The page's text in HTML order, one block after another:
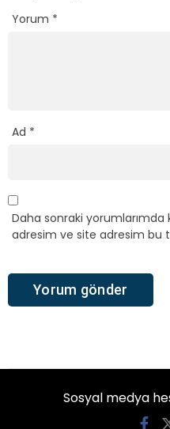
Yorum *
Ad *
Daha sonraki yorumlarımda
adresim ve site adresim bu
Sosyal medya